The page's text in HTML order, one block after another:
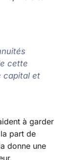
cette
capital et
à garder
part de
donne une